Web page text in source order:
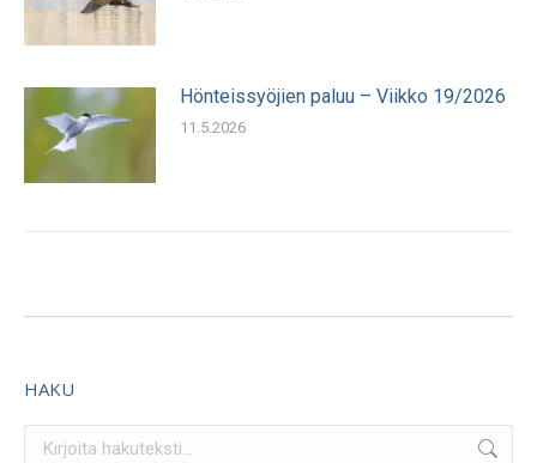
Hönteissyöjien paluu – Viikko 19/2026
11.5.2026
HAKU